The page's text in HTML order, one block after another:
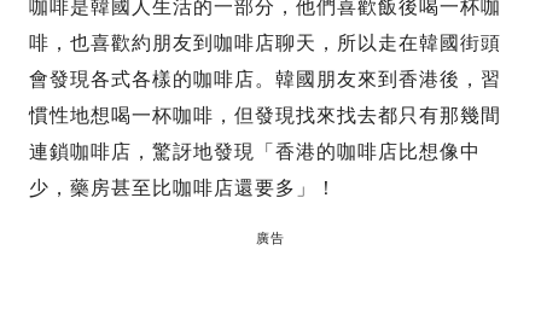
咖啡是韓國人生活的一部分，他們喜歡飯後喝一杯咖
啡，也喜歡約朋友到咖啡店聊天，所以走在韓國街頭
會發現各式各樣的咖啡店。韓國朋友來到香港後，習
慣性地想喝一杯咖啡，但發現找來找去都只有那幾間
連鎖咖啡店，驚訝地發現「香港的咖啡店比想像中
少，藥房甚至比咖啡店還要多」！
廣告